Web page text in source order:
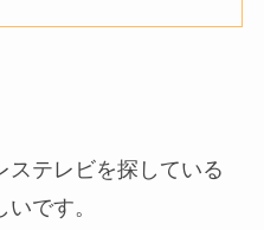
ステレビを探している
です。